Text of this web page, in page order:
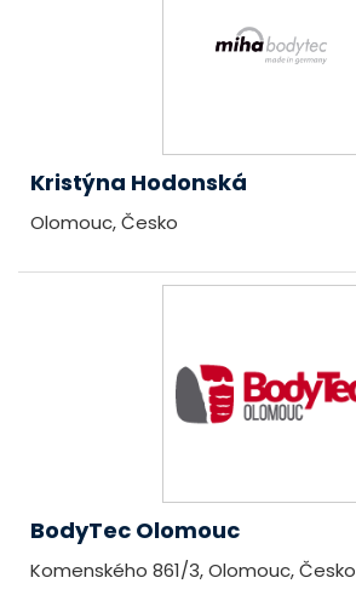
Kristýna Hodonská
Olomouc, Česko
BodyTec Olomouc
Komenského 861/3, Olomouc, Česko